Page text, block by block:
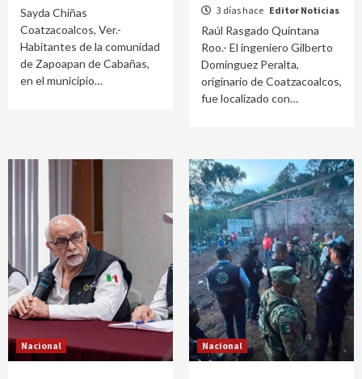
Sayda Chiñas
Coatzacoalcos, Ver.-
Habitantes de la comunidad
de Zapoapan de Cabañas,
en el municipio…
3 días hace Editor Noticias
Raúl Rasgado Quintana
Roo.- El ingeniero Gilberto
Domínguez Peralta,
originario de Coatzacoalcos,
fue localizado con…
Nacional Nacional